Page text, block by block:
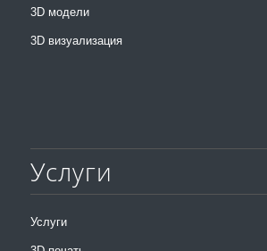
3D модели
3D визуализация
Услуги
Услуги